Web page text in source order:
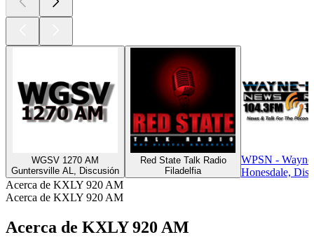
WGSV 1270 AM
Guntersville AL, Discusión
Red State Talk Radio
Filadelfia
WPSN -
Honesdale,
Acerca de KXLY 920 AM
Acerca de KXLY 920 AM
Acerca de KXLY 920 AM